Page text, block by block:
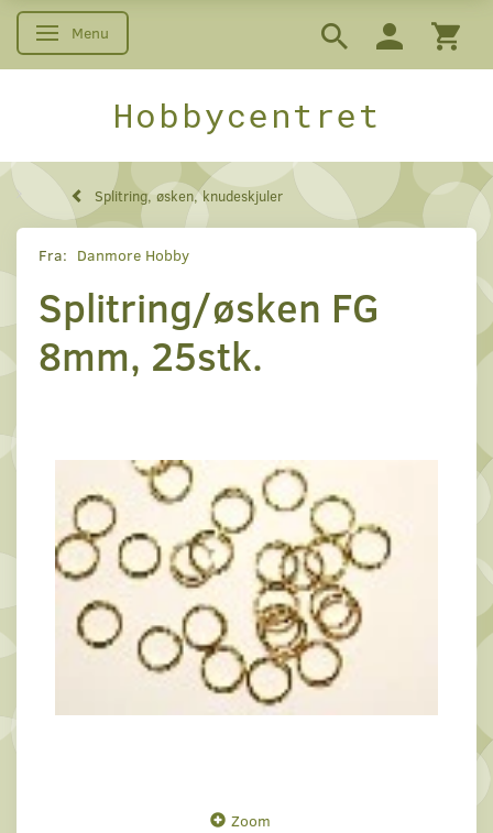
Skifte navigation
Menu
Hobbycentret
Splitring, øsken, knudeskjuler
Fra: Danmore Hobby
Splitring/øsken FG
8mm, 25stk.
Zoom